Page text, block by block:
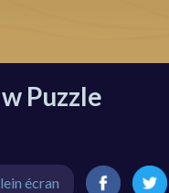
Puzzle
écran